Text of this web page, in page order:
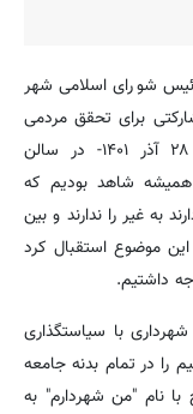
شورای اسلامی شهر
برای تحقق مردمی
سازی اداره شهر که عصر امروز - دوشنبه ۲۸ آذر ۱۴۰۱- در سالن
همیشه شاهد بودیم که
به غیر را ندارند و بین
این موضوع استقبال کرد
داشتیم.
با سیاستگذاری
در تمام بدنه جامعه
نام "من شهردارم" به